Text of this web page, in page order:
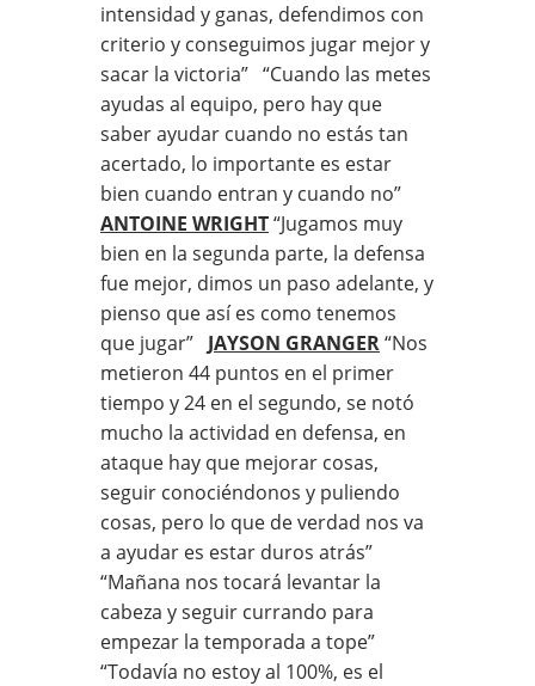
intensidad y ganas, defendimos con
criterio y conseguimos jugar mejor y
sacar la victoria” “Cuando las metes
ayudas al equipo, pero hay que
saber ayudar cuando no estás tan
acertado, lo importante es estar
bien cuando entran y cuando no”
ANTOINE WRIGHT“Jugamos muy
bien en la segunda parte, la defensa
fue mejor, dimos un paso adelante, y
pienso que así es como tenemos
que jugar” JAYSON GRANGER“Nos
metieron 44 puntos en el primer
tiempo y 24 en el segundo, se notó
mucho la actividad en defensa, en
ataque hay que mejorar cosas,
seguir conociéndonos y puliendo
cosas, pero lo que de verdad nos va
a ayudar es estar duros atrás”
“Mañana nos tocará levantar la
cabeza y seguir currando para
empezar la temporada a tope”
“Todavía no estoy al 100%, es el